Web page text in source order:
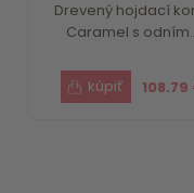
Drevený hojdací
Caramel s
108.79